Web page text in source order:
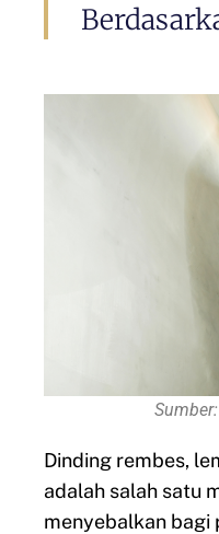
Dinding rembes,
adalah salah satu
menyebalkan bagi